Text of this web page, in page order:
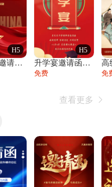
H5
党员团建邀请函党建活动风采党会工作汇报总
H5
升学宴邀请函喜报金榜题名高端谢师宴邀请函
免费 免
查看更多 